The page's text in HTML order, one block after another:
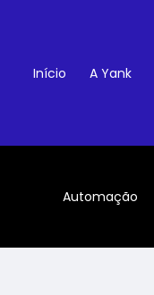
Início A Yank
Automação